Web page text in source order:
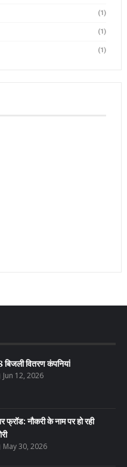
(1)
(1)
(1)
वितरण कंपनियां
Jun 12, 2026
फ्रॉड: नौकरी के नाम पर हो रही
May 30, 2026